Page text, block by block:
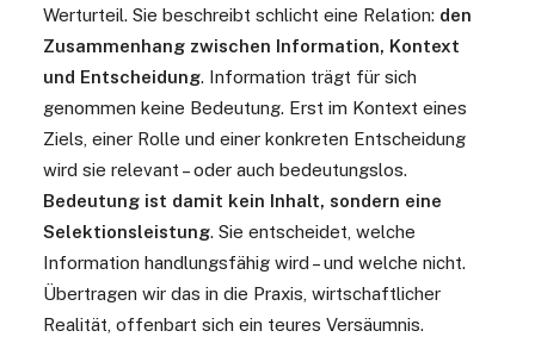
Werturteil. Sie beschreibt schlicht eine Relation: den
Zusammenhang zwischen Information, Kontext
und Entscheidung. Information trägt für sich
genommen keine Bedeutung. Erst im Kontext eines
Ziels, einer Rolle und einer konkreten Entscheidung
wird sie relevant – oder auch bedeutungslos.
Bedeutung ist damit kein Inhalt, sondern eine
Selektionsleistung. Sie entscheidet, welche
Information handlungsfähig wird – und welche nicht.
Übertragen wir das in die Praxis, wirtschaftlicher
Realität, offenbart sich ein teures Versäumnis.